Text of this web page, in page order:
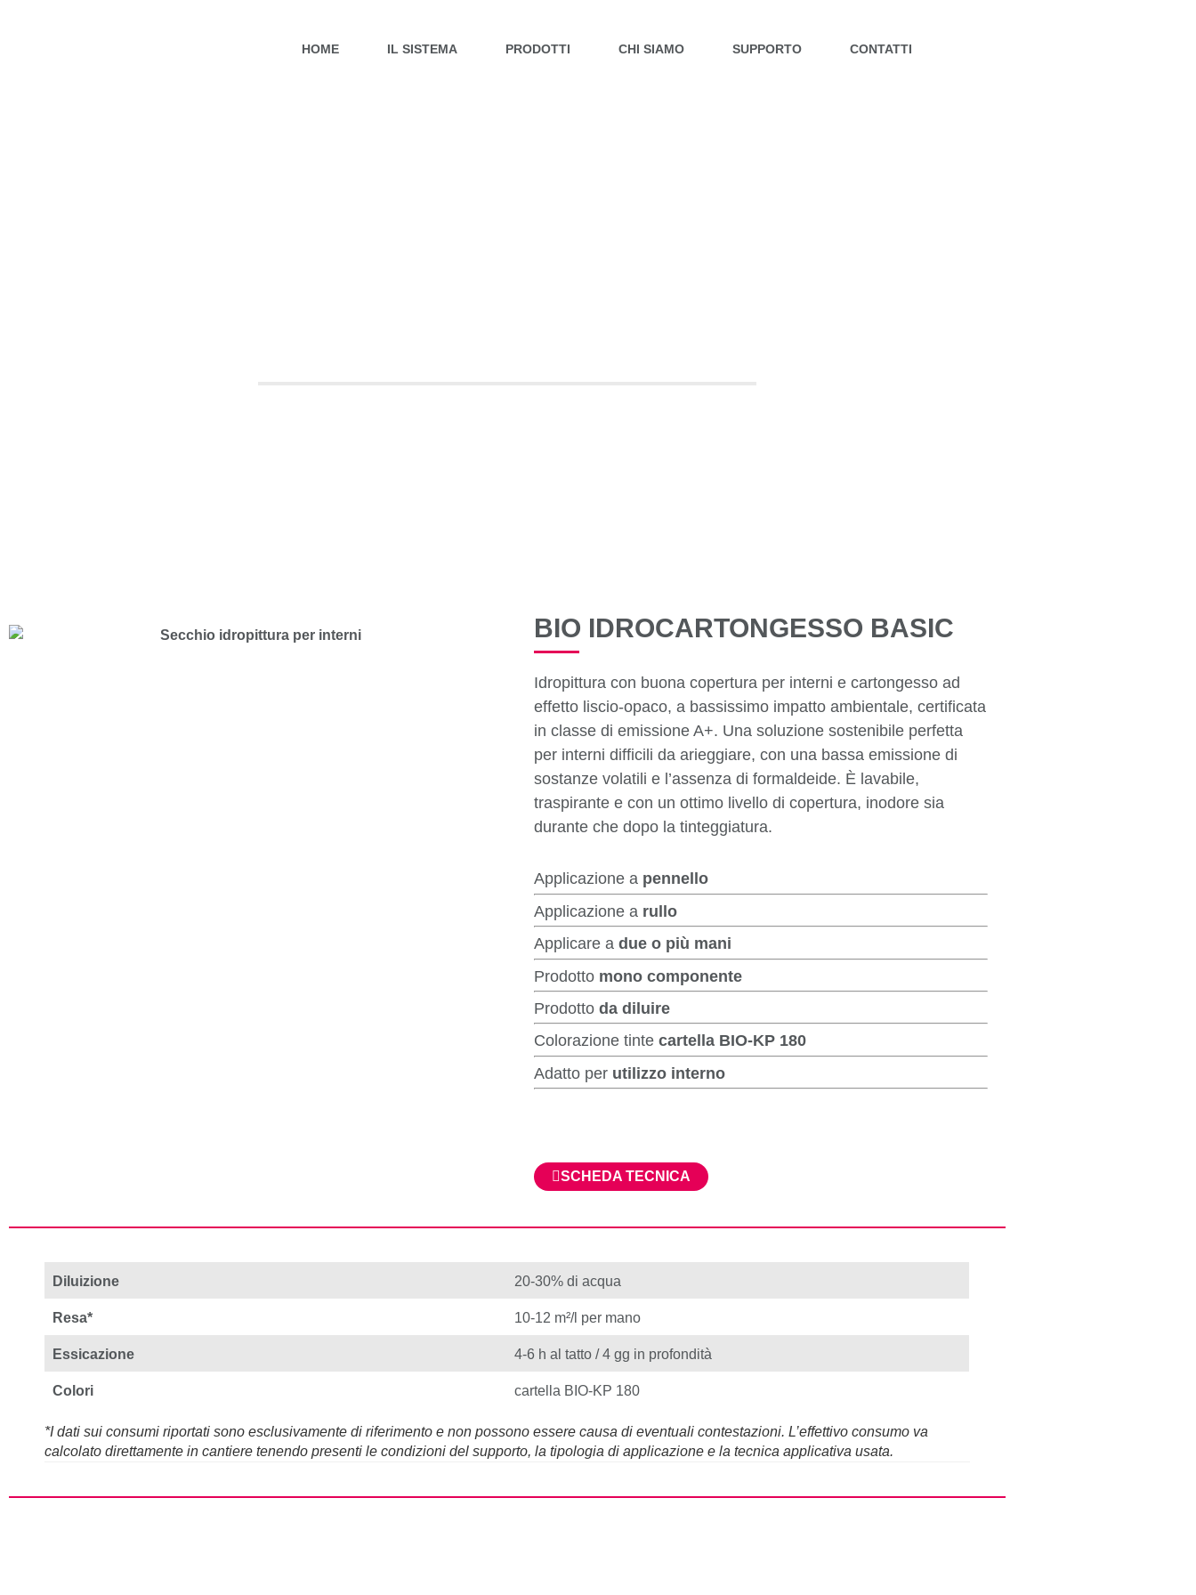
HOME IL SISTEMA PRODOTTI CHI SIAMO SUPPORTO CONTATTI
BIO IDROCARTONGESSO BASIC
Idropittura con buona copertura per interni e cartongesso ad
effetto liscio-opaco, a bassissimo impatto ambientale, certificata
in classe di emissione A+. Una soluzione sostenibile perfetta
per interni difficili da arieggiare, con una bassa emissione di
sostanze volatili e l’assenza di formaldeide. È lavabile,
traspirante e con un ottimo livello di copertura, inodore sia
durante che dopo la tinteggiatura.
Applicazione a pennello
Applicazione a rullo
Applicare a due o più mani
Prodotto mono componente
Prodotto da diluire
Colorazione tinte cartella BIO-KP 180
Adatto per utilizzo interno
SCHEDA TECNICA
Diluizione 20-30% di acqua
Resa* 10-12 m²/l per mano
Essicazione 4-6 h al tatto / 4 gg in profondità
Colori cartella BIO-KP 180
*I dati sui consumi riportati sono esclusivamente di riferimento e non possono essere causa di eventuali contestazioni. L’effettivo consumo va
calcolato direttamente in cantiere tenendo presenti le condizioni del supporto, la tipologia di applicazione e la tecnica applicativa usata.